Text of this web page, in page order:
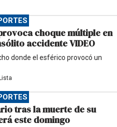
choque múltiple en
accidente VIDEO
donde el esférico provocó un
tras la muerte de su
este domingo